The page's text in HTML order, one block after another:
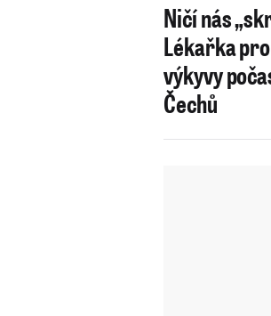
Ničí nás
Lékařka
výkyvy
Čechů